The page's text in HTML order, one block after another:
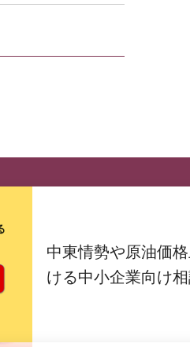
中東情勢や原油価
ける中小企業向け